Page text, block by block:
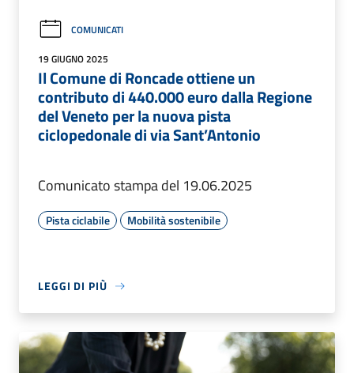
COMUNICATI
19 GIUGNO 2025
Il Comune di Roncade ottiene un
contributo di 440.000 euro dalla Regione
del Veneto per la nuova pista
ciclopedonale di via Sant’Antonio
Comunicato stampa del 19.06.2025
Pista ciclabile Mobilità sostenibile
LEGGI DI PIÙ